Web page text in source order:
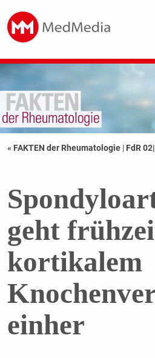
« FAKTEN der Rheumatologie | FdR
geht
kortikalem
einher